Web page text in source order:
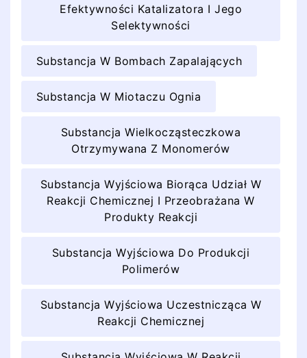
Efektywności Katalizatora I Jego
Selektywności
Substancja W Bombach Zapalających
Substancja W Miotaczu Ognia
Substancja Wielkocząsteczkowa
Otrzymywana Z Monomerów
Substancja Wyjściowa Biorąca Udział W
Reakcji Chemicznej I Przeobrażana W
Produkty Reakcji
Substancja Wyjściowa Do Produkcji
Polimerów
Substancja Wyjściowa Uczestnicząca W
Reakcji Chemicznej